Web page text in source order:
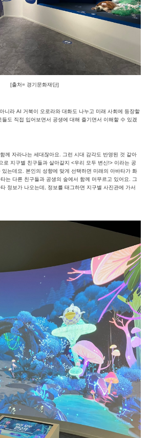
[출처= 경기문화재단]
니라 AI 거북이 오로라와 대화도 나누고 미래 사회에 등장할
도 직접 입어보면서 공생에 대해 즐기면서 이해할 수 있겠
께 자라나는 세대잖아요. 그런 시대 감각도 반영된 것 같아
로 지구별 친구들과 살아갈지 <우리 모두 변신!> 이라는 공
는데요. 본인의 성향에 맞게 선택하면 미래의 아바타가 화
타는 다른 친구들과 공생의 숲에서 함께 머무르고 있어요. 그
정보가 나오는데, 정보를 태그하면 지구별 사진관에 가서